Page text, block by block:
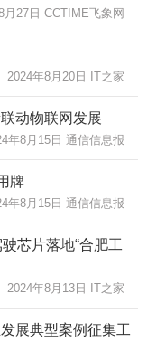
月27日 CCTIME飞象网
2024年8月20日 IT之家
动物联网发展
年8月15日 通信信息报
牌
年8月15日 通信信息报
芯片落地“合肥工
2024年8月13日 IT之家
展典型案例征集工